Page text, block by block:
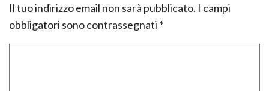
Il tuo indirizzo email non sarà pubblicato. I campi
obbligatori sono contrassegnati *